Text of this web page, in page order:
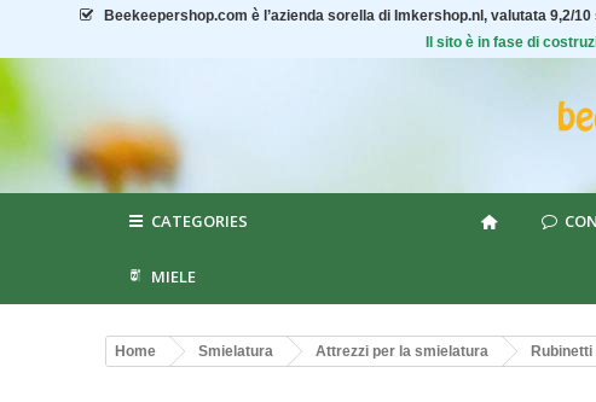
Beekeepershop.com è l’azienda sorella di Imkershop.nl, valutata 9,2/10
Il sito è in fase di
CATEGORIES
MIELE
Home Smielatura Attrezzi per la smielatura